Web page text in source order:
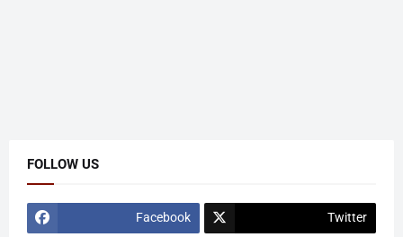
FOLLOW US
Facebook Twitter